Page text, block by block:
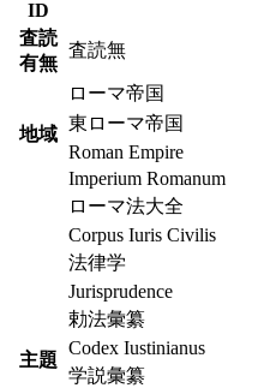
ID
査読
有無
査読無
地域
ローマ帝国
東ローマ帝国
Roman Empire
Imperium Romanum
主題
ローマ法大全
Corpus Iuris Civilis
法律学
Jurisprudence
勅法彙纂
Codex Iustinianus
学説彙纂